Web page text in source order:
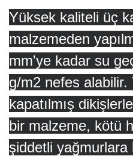
Yüksek kaliteli üç
malzemeden
mm'ye kadar su
g/m2 nefes alabilir.
kapatılmış
bir malzeme, kötü
şiddetli yağmurlara